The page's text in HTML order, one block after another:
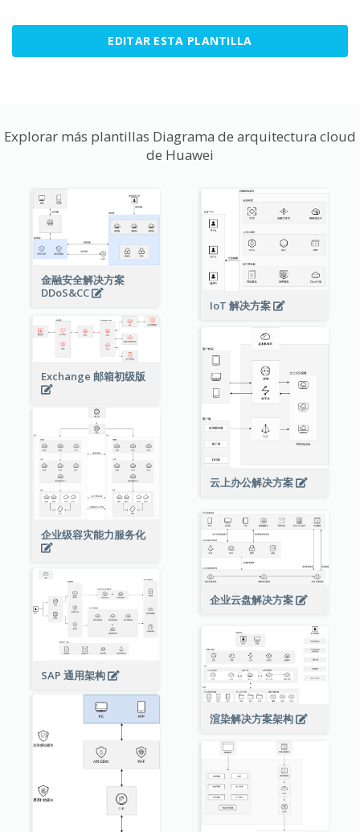
EDITAR ESTA PLANTILLA
Explorar más plantillas Diagrama de arquitectura cloud
de Huawei
金融安全解决方案
DDoS&CC
IoT 解决方案
Exchange 邮箱初级版
云上办公解决方案
企业级容灾能力服务化
企业云盘解决方案
SAP 通用架构
渲染解决方案架构